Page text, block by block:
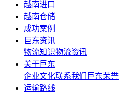
越南进口
越南仓储
成功案例
巨东资讯
物流知识物流资讯
关于巨东
企业文化联系我们 巨东荣誉
运输路线